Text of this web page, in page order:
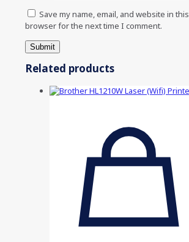
Save my name, email, and website in this
browser for the next time I comment.
Related products